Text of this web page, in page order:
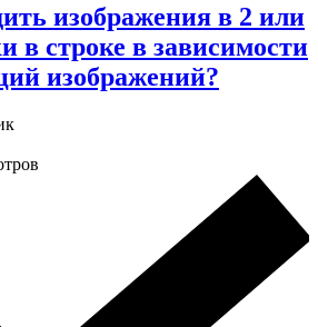
изображения в 2 или
в строке в зависимости
изображений?